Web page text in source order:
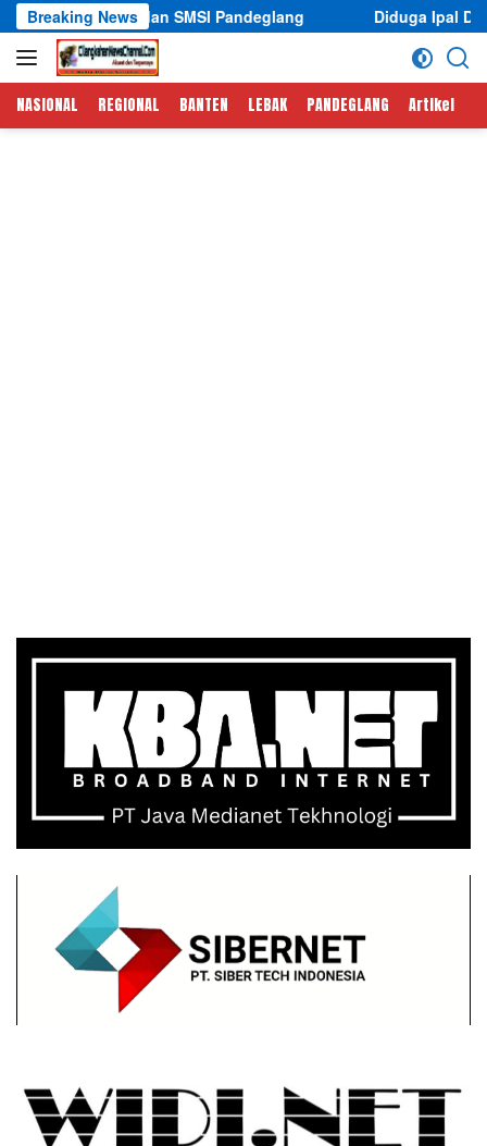
Langsung
ke
konten
Breaking News
SMSI Pandeglang Diduga Ipal Dapur MBG Yayasan
NASIONAL REGIONAL BANTEN LEBAK PANDEGLANG Artikel